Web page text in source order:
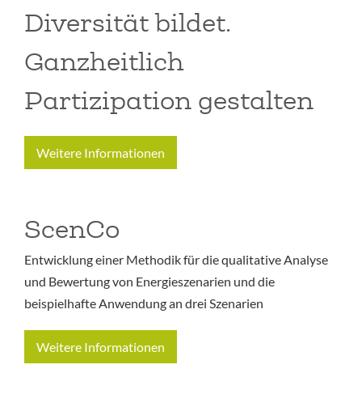
Diversität bildet.
Ganzheitlich
Partizipation gestalten
Weitere Informationen
ScenCo
Entwicklung einer Methodik für die qualitative Analyse
und Bewertung von Energieszenarien und die
beispielhafte Anwendung an drei Szenarien
Weitere Informationen